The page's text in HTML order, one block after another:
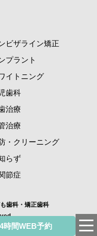
時間WEB予約
ビザライン矯正
プラント
イトニング
歯科
治療
治療
・クリーニング
らず
節症
歯科・矯正歯科